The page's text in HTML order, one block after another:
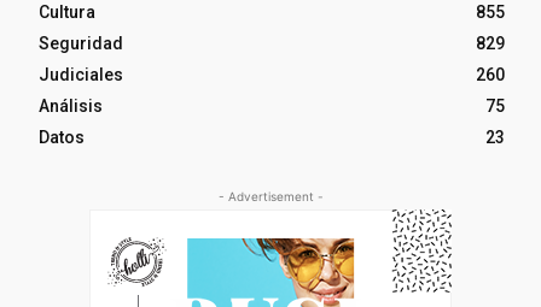
Cultura
855
Seguridad
829
Judiciales
260
Análisis
75
Datos
23
- Advertisement -